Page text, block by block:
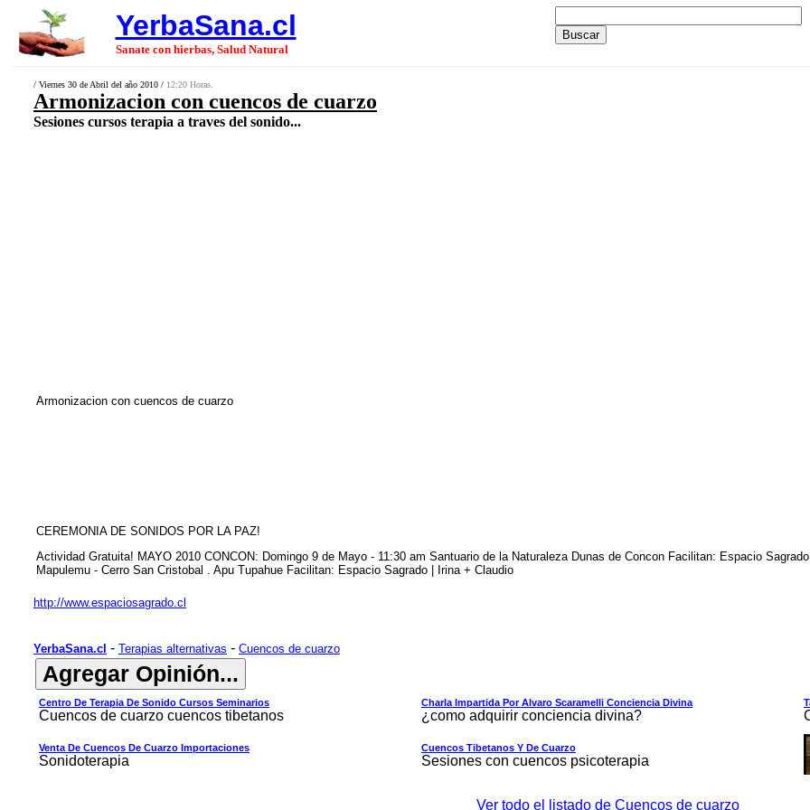
YerbaSana.cl
Sanate con hierbas, Salud Natural
/ Viernes 30 de Abril del año 2010 / 12:20 Horas.
Armonizacion con cuencos de cuarzo
Sesiones cursos terapia a traves del sonido...
Armonizacion con cuencos de cuarzo
CEREMONIA DE SONIDOS POR LA PAZ!
Actividad Gratuita! MAYO 2010 CONCON: Domingo 9 de Mayo - 11:30 am Santuario de la Naturaleza Dunas de Concon Facilitan: Espacio
Mapulemu - Cerro San Cristobal . Apu Tupahue Facilitan: Espacio Sagrado | Irina + Claudio
http://www.espaciosagrado.cl
YerbaSana.cl - Terapias alternativas - Cuencos de cuarzo
Centro De Terapia De Sonido Cursos Seminarios
Cuencos de cuarzo cuencos tibetanos
Charla Impartida Por Alvaro Scaramelli Conciencia Divina
¿como adquirir conciencia divina?
Venta De Cuencos De Cuarzo Importaciones
Sonidoterapia
Cuencos Tibetanos Y De Cuarzo
Sesiones con cuencos psicoterapia
Ver todo el listado de Cuencos de cuarzo